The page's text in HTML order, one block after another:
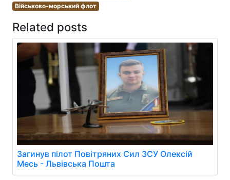
Військово-морський флот
Related posts
Загинув пілот Повітряних Сил ЗСУ Олексій
Месь - Львівська Пошта